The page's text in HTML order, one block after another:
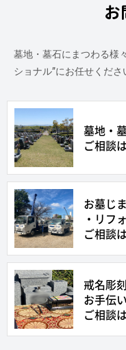
お
墓地・墓石にまつわる様
ショナル”にお任せくださ
墓地・
ご相談
お墓じ
・リフ
ご相談
戒名彫
お手伝
ご相談